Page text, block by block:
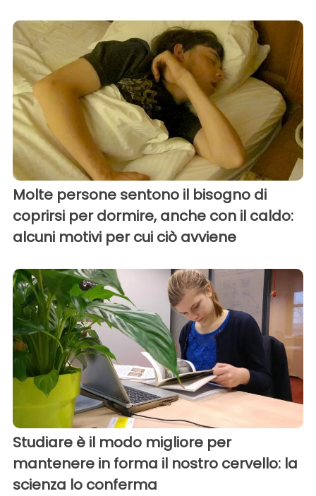
Molte persone sentono il bisogno di
coprirsi per dormire, anche con il caldo:
alcuni motivi per cui ciò avviene
Studiare è il modo migliore per
mantenere in forma il nostro cervello: la
scienza lo conferma